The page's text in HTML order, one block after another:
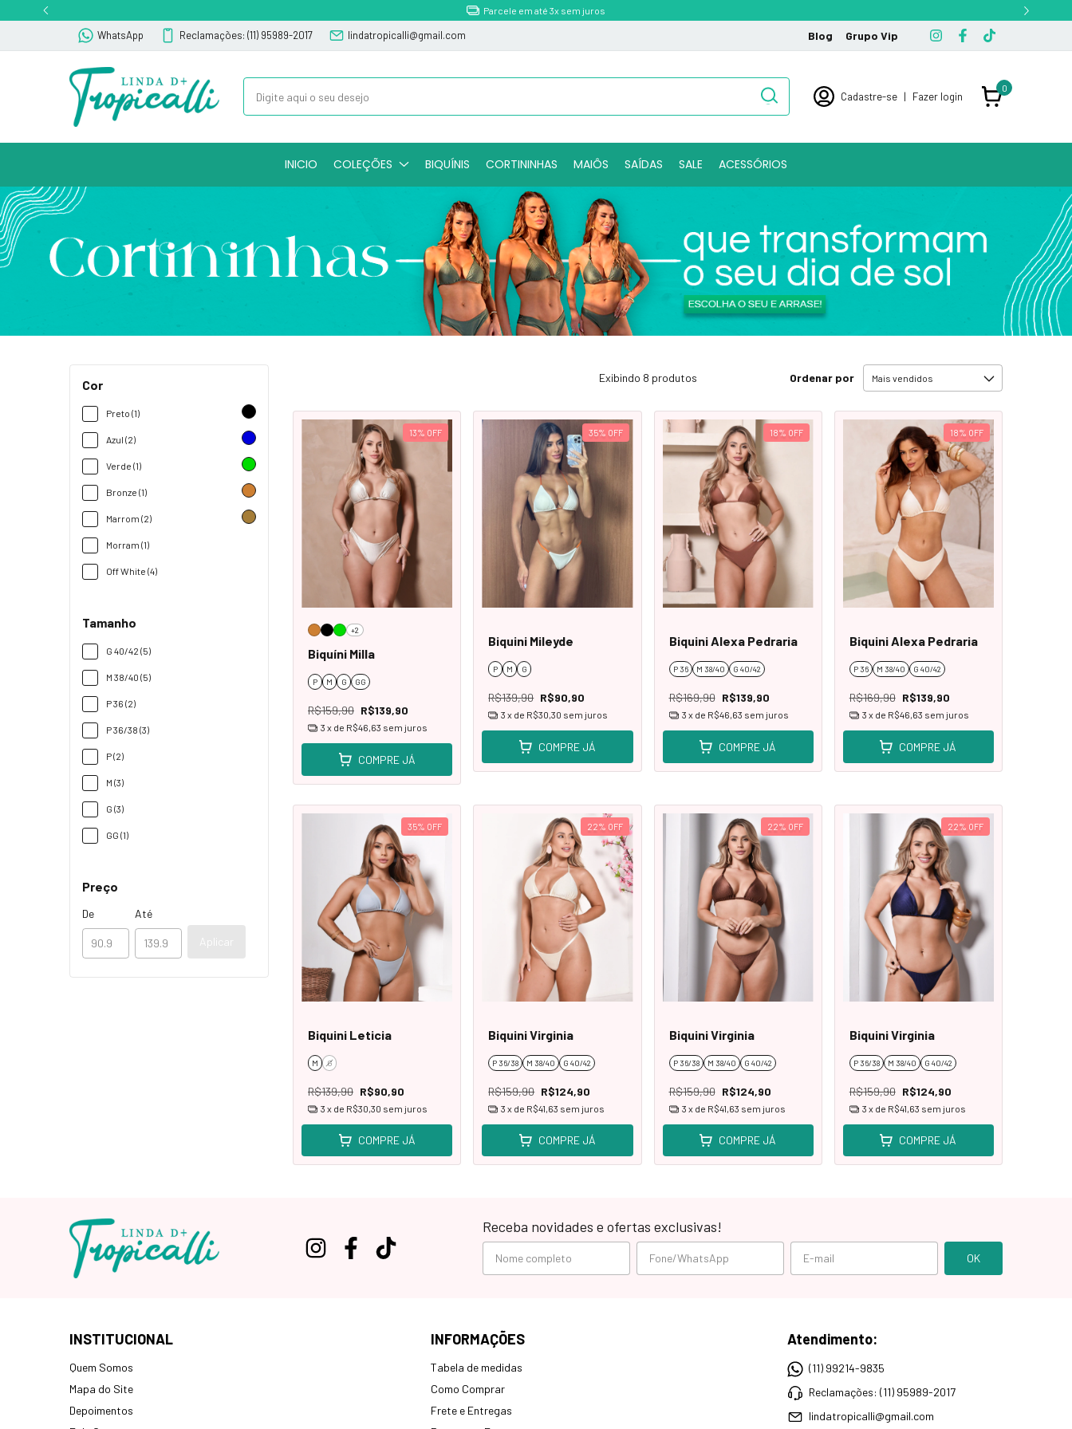
Parcele em até 3x sem juros
WhatsApp Reclamações: (11) 95989-2017 lindatropicalli@gmail.com Blog Grupo Vip
Cadastre-se | Fazer login
0
INICIO COLEÇÕES BIQUÍNIS CORTININHAS MAIÔS SAÍDAS SALE ACESSÓRIOS
Cor
Preto (1)
Azul (2)
Verde (1)
Bronze (1)
Marrom (2)
Morram (1)
Off White (4)
Tamanho
G 40/42 (5)
M 38/40 (5)
P 36 (2)
P 36/38 (3)
P (2)
M (3)
G (3)
GG (1)
Preço
De Até
Aplicar
Exibindo 8 produtos Ordenar por
13% OFF
+2
Biquíni Milla
P M G GG
R$159,90 R$139,90
3 x de R$46,63 sem juros
COMPRE JÁ
35% OFF
Biquini Mileyde
P M G
R$139,90 R$90,90
3 x de R$30,30 sem juros
COMPRE JÁ
18% OFF
Biquini Alexa Pedraria
P 36 M 38/40 G 40/42
R$169,90 R$139,90
3 x de R$46,63 sem juros
COMPRE JÁ
18% OFF
Biquini Alexa Pedraria
P 36 M 38/40 G 40/42
R$169,90 R$139,90
3 x de R$46,63 sem juros
COMPRE JÁ
35% OFF
Biquini Leticia
M G
R$139,90 R$90,90
3 x de R$30,30 sem juros
COMPRE JÁ
22% OFF
Biquini Virginia
P 36/38 M 38/40 G 40/42
R$159,90 R$124,90
3 x de R$41,63 sem juros
COMPRE JÁ
22% OFF
Biquini Virginia
P 36/38 M 38/40 G 40/42
R$159,90 R$124,90
3 x de R$41,63 sem juros
COMPRE JÁ
22% OFF
Biquini Virginia
P 36/38 M 38/40 G 40/42
R$159,90 R$124,90
3 x de R$41,63 sem juros
COMPRE JÁ
Receba novidades e ofertas exclusivas!
INSTITUCIONAL
Quem Somos
Mapa do Site
Depoimentos
INFORMAÇÕES
Tabela de medidas
Como Comprar
Frete e Entregas
Atendimento:
(11) 99214-9835
Reclamações: (11) 95989-2017
lindatropicalli@gmail.com